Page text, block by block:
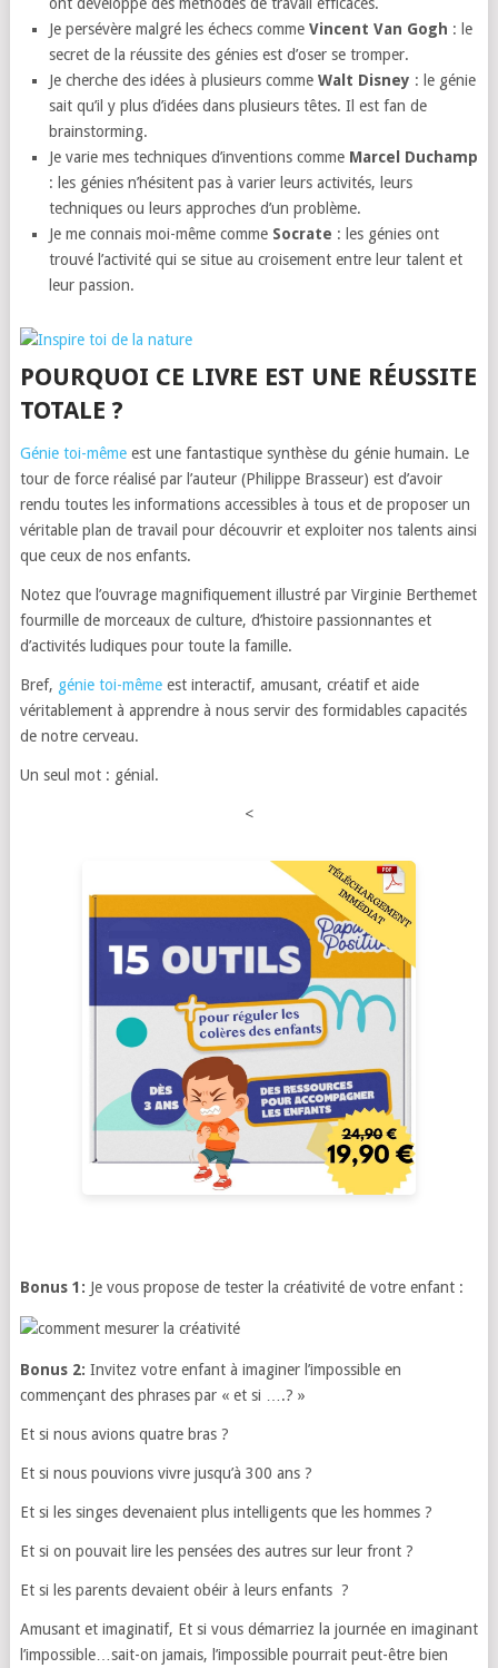
Je persévère malgré les échecs commeVincent Van Gogh : le
secret de la réussite des génies est d’oser se tromper.
Je cherche des idées à plusieurs commeWalt Disney : le génie
sait qu’il y plus d’idées dans plusieurs têtes. Il est fan de
brainstorming.
Je varie mes techniques d’inventions comme Marcel Duchamp
: les génies n’hésitent pas à varier leurs activités, leurs
techniques ou leurs approches d’un problème.
Je me connais moi-même comme Socrate : les génies ont
trouvé l’activité qui se situe au croisement entre leur talent et
leur passion.
POURQUOI CE LIVRE EST UNE RÉUSSITE
TOTALE ?
Génie toi-mêmeest une fantastique synthèse du génie humain. Le
tour de force réalisé par l’auteur (Philippe Brasseur) est d’avoir
rendu toutes les informations accessibles à tous et de proposer un
véritable plan de travail pour découvrir et exploiter nos talents ainsi
que ceux de nos enfants.
Notez que l’ouvrage magnifiquement illustré par Virginie Berthemet
fourmille de morceaux de culture, d’histoire passionnantes et
d’activités ludiques pour toute la famille.
Bref, génie toi-mêmeest interactif, amusant, créatif et aide
véritablement à apprendre à nous servir des formidables capacités
de notre cerveau.
Un seul mot : génial.
<
Bonus 1: Je vous propose de tester la créativité de votre enfant :
Bonus 2: Invitez votre enfant à imaginer l’impossible en
commençant des phrases par « et si ….? »
Et si nous avions quatre bras ?
Et si nous pouvions vivre jusqu’à 300 ans ?
Et si les singes devenaient plus intelligents que les hommes ?
Et si on pouvait lire les pensées des autres sur leur front ?
Et si les parents devaient obéir à leurs enfants ?
Amusant et imaginatif, Et si vous démarriez la journée en imaginant
l’impossible…sait-on jamais, l’impossible pourrait peut-être bien